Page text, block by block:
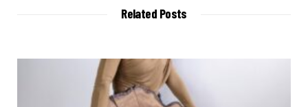
Related Posts